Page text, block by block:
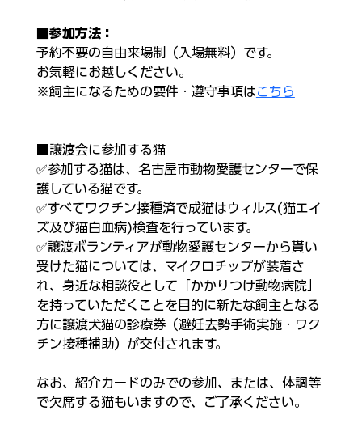
■参加方法：
予約不要の自由来場制（入場無料）です。
お気軽にお越しください。​
※飼主になるための要件・遵守事項はこちら
■譲渡会に参加する猫
✅参加する猫は、名古屋市動物愛護センターで保
護している猫です。
✅すべてワクチン接種済で成猫はウィルス(猫エイ
ズ及び猫白血病)検査を行っています。
✅譲渡ボランティアが動物愛護センターから貰い
受けた猫については、マイクロチップが装着さ
れ、身近な相談役として「かかりつけ動物病院」
を持っていただくことを目的に新たな飼主となる
方に譲渡犬猫の診療券（避妊去勢手術実施・ワク
チン接種補助）が交付されます。
なお、紹介カードのみでの参加、または、体調等
で欠席する猫もいますので、ご了承ください。